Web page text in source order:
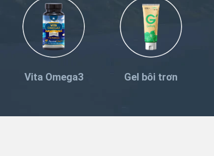
Vita Omega3 Gel bôi trơn